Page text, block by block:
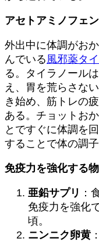
アセトアミノフェ
外出中に体調がお
んでいる 風邪薬タ
る。タイラノール
え、胃を荒らさな
き始め、筋トレの
ある。チョットお
とですぐに体調を
することで体の調
免疫力を強化する物
亜鉛サプリ ：
免疫力を強化
頃。
ニンニク卵黄